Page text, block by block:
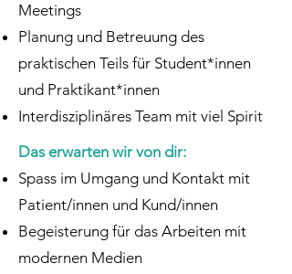
Meetings
Planung und Betreuung des
praktischen Teils für Student*innen
und Praktikant*innen
Interdisziplinäres Team mit viel Spirit
Das erwarten wir von dir:
Spass im Umgang und Kontakt mit
Patient/innen und Kund/innen
Begeisterung für das Arbeiten mit
modernen Medien